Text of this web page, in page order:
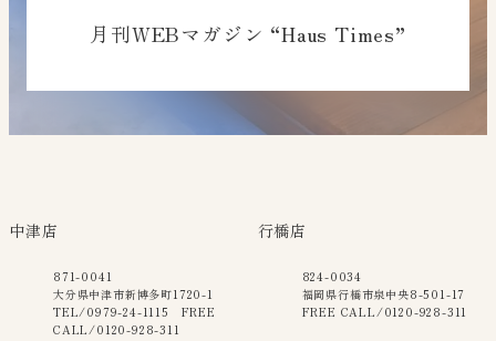
月刊WEBマガジン “Haus Times”
中津店
871-0041
大分県中津市新博多町1720-1
TEL/0979-24-1115 FREE
CALL/0120-928-311
行橋店
824-0034
福岡県行橋市泉中央8-501-17
FREE CALL/0120-928-311